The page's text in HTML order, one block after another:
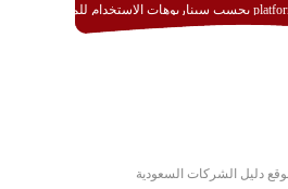
لتصميم ال platform بحسب سيناريوهات الاستخدام للمنصة
وتتوافق مع النشر والاستثمار ضمن بيئة استضافة dedicated
http://
دليل الشركات السعودية